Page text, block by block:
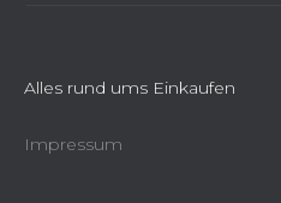
Alles rund ums Einkaufen
Impressum